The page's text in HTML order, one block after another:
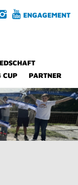
ENGAGEMENT
CUP PARTNER